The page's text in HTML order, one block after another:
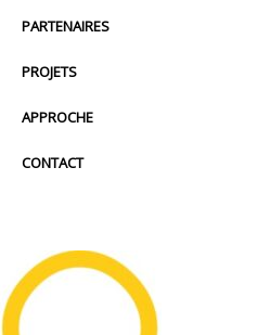
PARTENAIRES
PROJETS
APPROCHE
CONTACT